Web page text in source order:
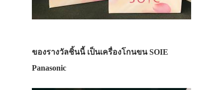
ของรางวัลชิ้นนี้ เป็นเครื่องโกนขน SOIE
Panasonic